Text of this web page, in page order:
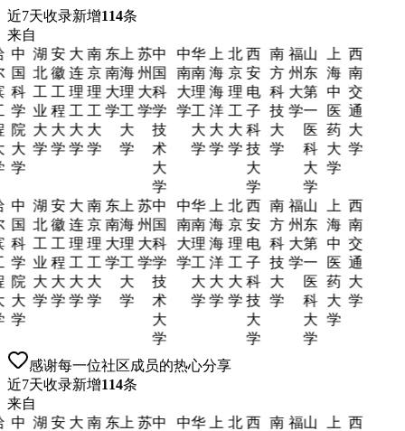
近7天收录新增114条
来自
中
国
科
学
院
大
学
湖
北
工
业
大
学
安
徽
工
程
大
学
大
连
理
工
大
学
南
京
理
工
大
学
东
南
大
学
上
海
理
工
大
学
苏
州
大
学
中
国
科
学
技
术
大
学
中
南
大
学
华
南
理
工
大
学
上
海
海
洋
大
学
北
京
理
工
大
学
西
安
电
子
科
技
大
学
南
方
科
技
大
学
福
州
大
学
山
东
第
一
医
科
大
学
上
海
中
医
药
大
学
西
南
交
通
大
学
中
国
科
学
院
大
学
湖
北
工
业
大
学
安
徽
工
程
大
学
大
连
理
工
大
学
南
京
理
工
大
学
东
南
大
学
上
海
理
工
大
学
苏
州
大
学
中
国
科
学
技
术
大
学
中
南
大
学
华
南
理
工
大
学
上
海
海
洋
大
学
北
京
理
工
大
学
西
安
电
子
科
技
大
学
南
方
科
技
大
学
福
州
大
学
山
东
第
一
医
科
大
学
上
海
中
医
药
大
学
西
南
交
通
大
学
感谢每一位社区成员的热心分享
近7天收录新增114条
来自
中 湖 安 大 南 东上 苏中
中华
上 北 西
南 福山
上 西